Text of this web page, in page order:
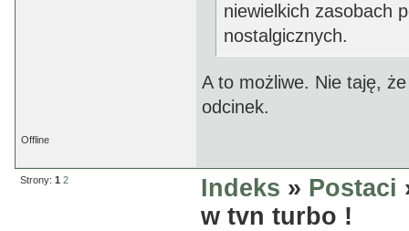
niewielkich zasobach
nostalgicznych.
A to możliwe. Nie taję,
odcinek.
Offline
Strony: 1 2 Indeks » Postaci
w tvn turbo !